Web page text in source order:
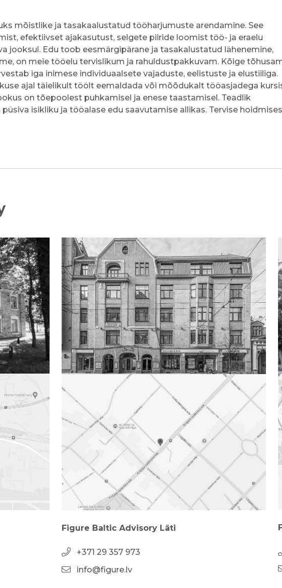
mõistlike ja tasakaalustatud tööharjumuste arendamine. See
efektiivset ajakasutust, selgete piiride loomist töö- ja eraelu
jooksul. Edu toob eesmärgipärane ja tasakalustatud lähenemine,
on meie tööelu tervislikum ja rahuldustpakkuvam. Kõige
iga inimese individuaalsete vajaduste, eelistuste ja elustiiliga.
ajal täielikult töölt eemaldada või mõõdukalt tööasjadega
on tõepoolest puhkamisel ja enese taastamisel. Teadlik
isikliku ja tööalase edu saavutamise allikas. Tervise
Figure Baltic Advisory Läti
+371 29 357 973
info@figure.lv